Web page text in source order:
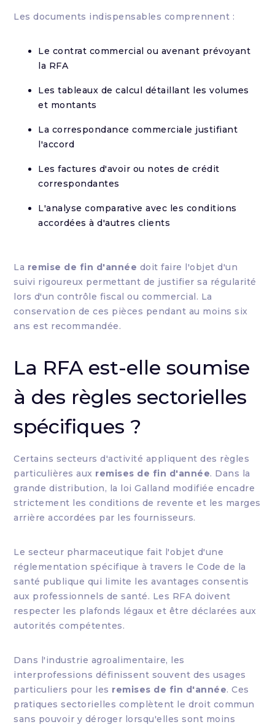
Les documents indispensables comprennent :
Le contrat commercial ou avenant prévoyant
la RFA
Les tableaux de calcul détaillant les volumes
et montants
La correspondance commerciale justifiant
l'accord
Les factures d'avoir ou notes de crédit
correspondantes
L'analyse comparative avec les conditions
accordées à d'autres clients
La remise de fin d'année doit faire l'objet d'un
suivi rigoureux permettant de justifier sa régularité
lors d'un contrôle fiscal ou commercial. La
conservation de ces pièces pendant au moins six
ans est recommandée.
La RFA est-elle soumise
à des règles sectorielles
spécifiques ?
Certains secteurs d'activité appliquent des règles
particulières aux remises de fin d'année. Dans la
grande distribution, la loi Galland modifiée encadre
strictement les conditions de revente et les marges
arrière accordées par les fournisseurs.
Le secteur pharmaceutique fait l'objet d'une
réglementation spécifique à travers le Code de la
santé publique qui limite les avantages consentis
aux professionnels de santé. Les RFA doivent
respecter les plafonds légaux et être déclarées aux
autorités compétentes.
Dans l'industrie agroalimentaire, les
interprofessions définissent souvent des usages
particuliers pour les remises de fin d'année. Ces
pratiques sectorielles complètent le droit commun
sans pouvoir y déroger lorsqu'elles sont moins